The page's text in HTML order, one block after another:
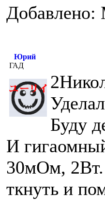
Добавлено:
Юрий
ГАД
Буду
И
30мОм, 2Вт.
ткнуть и